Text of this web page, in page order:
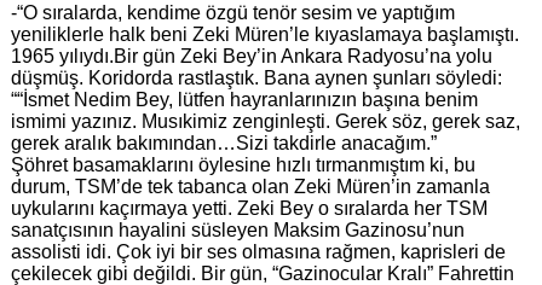
-“O sıralarda, kendime özgü tenör sesim ve yaptığım
yeniliklerle halk beni Zeki Müren’le kıyaslamaya başlamıştı.
1965 yılıydı.Bir gün Zeki Bey’in Ankara Radyosu’na yolu
düşmüş. Koridorda rastlaştık. Bana aynen şunları söyledi:
““İsmet Nedim Bey, lütfen hayranlarınızın başına benim
ismimi yazınız. Musıkimiz zenginleşti. Gerek söz, gerek saz,
gerek aralık bakımından…Sizi takdirle anacağım.”
Şöhret basamaklarını öylesine hızlı tırmanmıştım ki, bu
durum, TSM’de tek tabanca olan Zeki Müren’in zamanla
uykularını kaçırmaya yetti. Zeki Bey o sıralarda her TSM
sanatçısının hayalini süsleyen Maksim Gazinosu’nun
assolisti idi. Çok iyi bir ses olmasına rağmen, kaprisleri de
çekilecek gibi değildi. Bir gün, “Gazinocular Kralı” Fahrettin